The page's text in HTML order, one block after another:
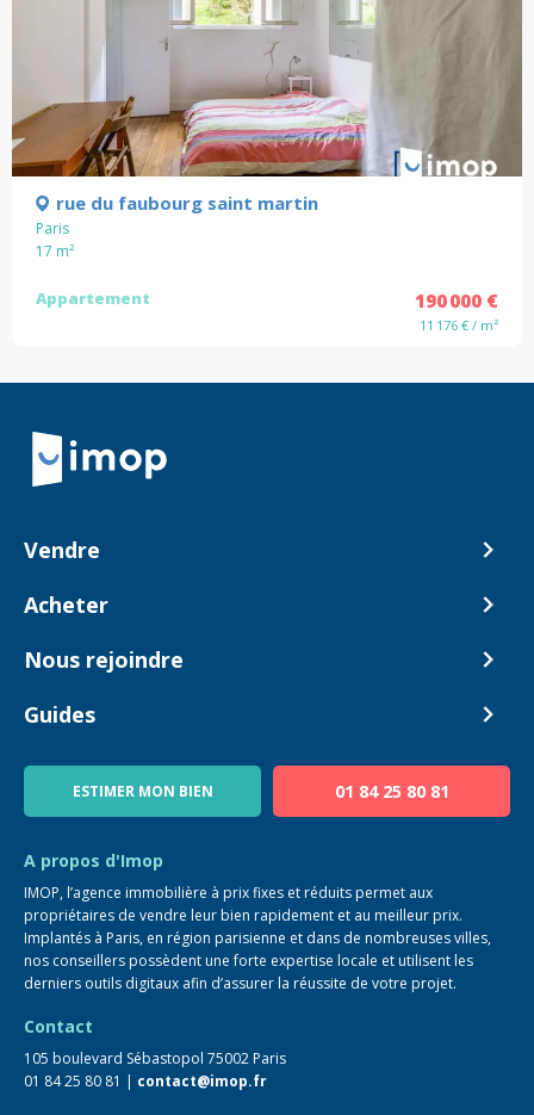
rue du faubourg saint martin
Paris
17 m²
Appartement 190 000 €
11 176 € / m²
Retour à la navigation principale
Vendre
Comment ça marche ?
Acheter
Biens en vente
Nous rejoindre
Devenir Conseiller
Guides
Blog
ESTIMER MON BIEN 01 84 25 80 81
A propos d'Imop
IMOP, l’agence immobilière à prix fixes et réduits permet aux
propriétaires de vendre leur bien rapidement et au meilleur prix.
Implantés à Paris, en région parisienne et dans de nombreuses villes,
nos conseillers possèdent une forte expertise locale et utilisent les
derniers outils digitaux afin d’assurer la réussite de votre projet.
Contact
105 boulevard Sébastopol 75002 Paris
01 84 25 80 81 | contact@imop.fr